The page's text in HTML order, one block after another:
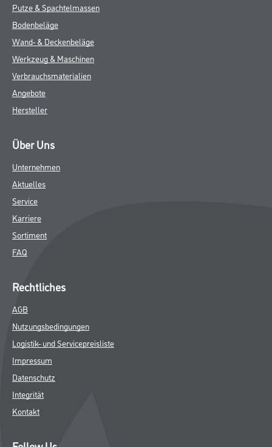
Putze & Spachtelmassen
Bodenbeläge
Wand- & Deckenbeläge
Werkzeug & Maschinen
Verbrauchsmaterialien
Angebote
Hersteller
Über Uns
Unternehmen
Aktuelles
Service
Karriere
Sortiment
FAQ
Rechtliches
AGB
Nutzungsbedingungen
Logistik- und Servicepreisliste
Impressum
Datenschutz
Integrität
Kontakt